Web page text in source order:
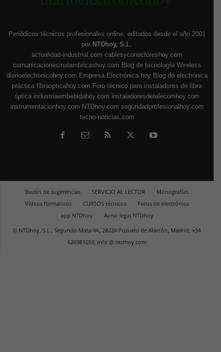
Periódicos técnicos profesionales online, editados desde el año 2001
por NTDhoy, S.L.
actualidad-industrial.com cablesyconectoreshoy.com
comunicacionesinalambricashoy.com Blog de tecnología Wireless
diarioelectronicohoy.com Empresa Electrónica hoy Blog de electrónica
práctica fibraopticahoy.com Foro técnico para instaladores de fibra
óptica industriaembebidahoy.com instaladoresdetelecomhoy.com
instrumentacionhoy.com NTDhoy.com seguridadprofesionalhoy.com
tecno-noticias.com
Buzón de sugerencias SERVICIO AL LECTOR
Monografías
Vídeos formativos
CURSOS técnicos
Foros de electrónica
app NTDhoy
Aviso legal NTDhoy
© NTDhoy, S.L., Segundo Mata 4A, 28224 Pozuelo de Alarcón, Madrid, +34
626981059, info @ ntdhoy.com